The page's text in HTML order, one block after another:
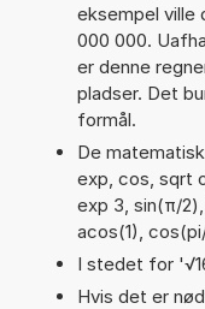
eksempel ville
000 000.
er denne
pladser. Det
formål.
De
exp, cos, sqrt
exp 3, sin(π/
acos(1),
I stedet for
Hvis det er